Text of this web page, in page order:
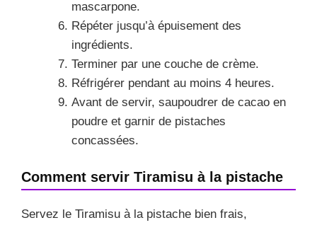
mascarpone.
Répéter jusqu’à épuisement des
ingrédients.
Terminer par une couche de crème.
Réfrigérer pendant au moins 4 heures.
Avant de servir, saupoudrer de cacao en
poudre et garnir de pistaches
concassées.
Comment servir Tiramisu à la pistache
Servez le Tiramisu à la pistache bien frais,